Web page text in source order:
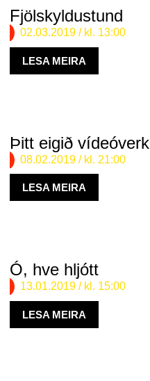
Fjölskyldustund
02.03.2019 / kl. 13:00
LESA MEIRA
Þitt eigið vídeóverk
08.02.2019 / kl. 21:00
LESA MEIRA
Ó, hve hljótt
13.01.2019 / kl. 15:00
LESA MEIRA